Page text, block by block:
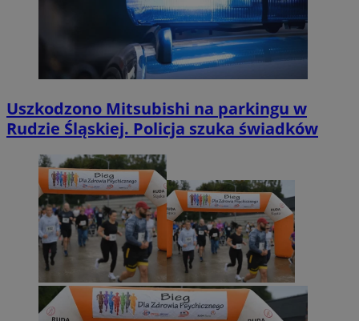
Uszkodzono Mitsubishi na parkingu w
Rudzie Śląskiej. Policja szuka świadków